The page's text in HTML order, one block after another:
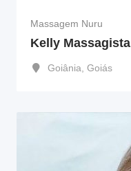
Massagem Nuru
Kelly Massagista
Goiânia Goiás